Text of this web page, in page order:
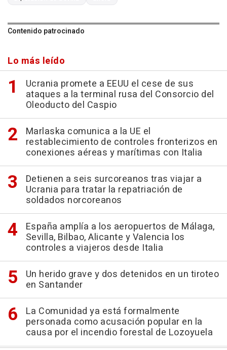
Contenido patrocinado
Lo más leído
Ucrania promete a EEUU el cese de sus
ataques a la terminal rusa del Consorcio del
Oleoducto del Caspio
Marlaska comunica a la UE el
restablecimiento de controles fronterizos en
conexiones aéreas y marítimas con Italia
Detienen a seis surcoreanos tras viajar a
Ucrania para tratar la repatriación de
soldados norcoreanos
España amplía a los aeropuertos de Málaga,
Sevilla, Bilbao, Alicante y Valencia los
controles a viajeros desde Italia
Un herido grave y dos detenidos en un tiroteo
en Santander
La Comunidad ya está formalmente
personada como acusación popular en la
causa por el incendio forestal de Lozoyuela